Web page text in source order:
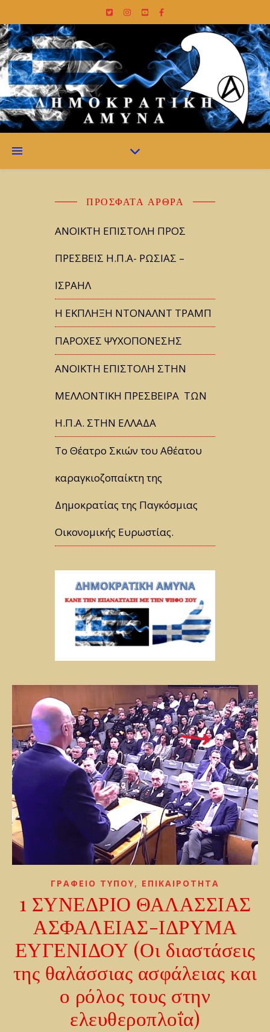
ΠΡΌΣΦΑΤΑ ΆΡΘΡΑ
ΑΝΟΙΚΤΗ ΕΠΙΣΤΟΛΗ ΠΡΟΣ
ΠΡΕΣΒΕΙΣ Η.Π.Α- ΡΩΣΙΑΣ –
ΙΣΡΑΗΛ
Η ΕΚΠΛΗΞΗ ΝΤΟΝΑΛΝΤ ΤΡΑΜΠ
ΠΑΡΟΧΕΣ ΨΥΧΟΠΟΝΕΣΗΣ
ΑΝΟΙΚΤΗ ΕΠΙΣΤΟΛΗ ΣΤΗΝ
ΜΕΛΛΟΝΤΙΚΗ ΠΡΕΣΒΕΙΡΑ ΤΩΝ
Η.Π.Α. ΣΤΗΝ ΕΛΛΑΔΑ
Tο Θέατρο Σκιών του Αθέατου
καραγκιοζοπαίκτη της
Δημοκρατίας της Παγκόσμιας
Οικονομικής Ευρωστίας.
ΓΡΑΦΕΙΟ ΤΥΠΟΥ, ΕΠΙΚΑΙΡΟΤΗΤΑ
1 ΣΥΝΕΔΡΙΟ ΘΑΛΑΣΣΙΑΣ
ΑΣΦΑΛΕΙΑΣ-ΙΔΡΥΜΑ
ΕΥΓΕΝΙΔΟΥ (Οι διαστάσεις
της θαλάσσιας ασφάλειας και
ο ρόλος τους στην
ελευθεροπλοΐα)